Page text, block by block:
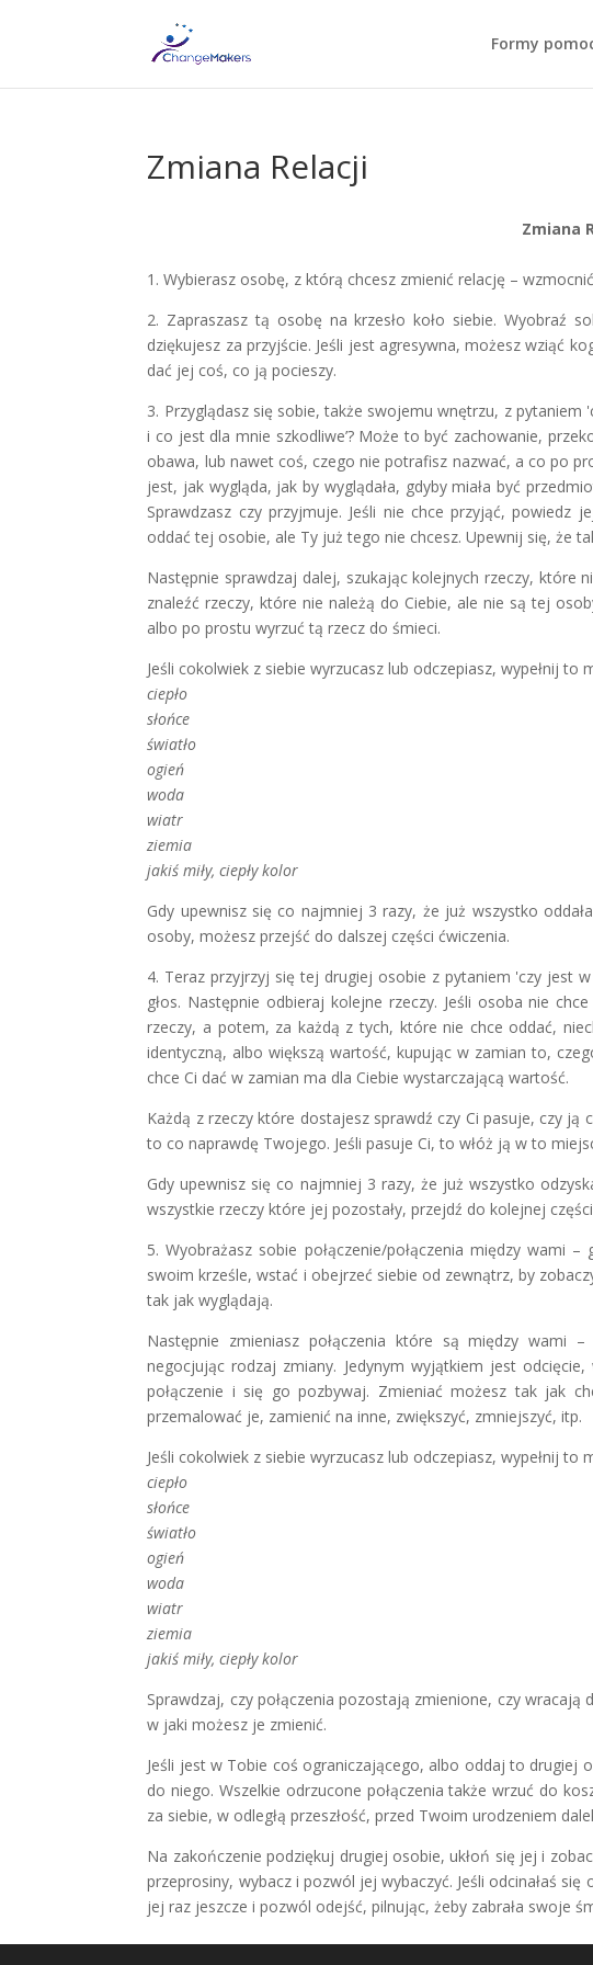
Formy
Zmiana Relacji
Zmiana
1. Wybierasz osobę, z którą chcesz zmienić relację –
2. Zapraszasz tą osobę na krzesło koło siebie. Wyobraź
dziękujesz za przyjście. Jeśli jest agresywna, możesz wziąć
dać jej coś, co ją pocieszy.
3. Przyglądasz się sobie, także swojemu wnętrzu, z
i co jest dla mnie szkodliwe’? Może to być zachowanie,
obawa, lub nawet coś, czego nie potrafisz nazwać, a co po
jest, jak wygląda, jak by wyglądała, gdyby miała być
Sprawdzasz czy przyjmuje. Jeśli nie chce przyjąć,
oddać tej osobie, ale Ty już tego nie chcesz. Upewnij się, że
Następnie sprawdzaj dalej, szukając kolejnych rzeczy,
znaleźć rzeczy, które nie należą do Ciebie, ale nie są tej
albo po prostu wyrzuć tą rzecz do śmieci.
Jeśli cokolwiek z siebie wyrzucasz lub odczepiasz, wypełnij to
ciepło
słońce
światło
ogień
woda
wiatr
ziemia
jakiś miły, ciepły kolor
Gdy upewnisz się co najmniej 3 razy, że już wszystko
osoby, możesz przejść do dalszej części ćwiczenia.
4. Teraz przyjrzyj się tej drugiej osobie z pytaniem 'czy jest
głos. Następnie odbieraj kolejne rzeczy. Jeśli osoba nie
rzeczy, a potem, za każdą z tych, które nie chce oddać,
identyczną, albo większą wartość, kupując w zamian to,
chce Ci dać w zamian ma dla Ciebie wystarczającą wartość.
Każdą z rzeczy które dostajesz sprawdź czy Ci pasuje, czy
to co naprawdę Twojego. Jeśli pasuje Ci, to włóż ją w to
Gdy upewnisz się co najmniej 3 razy, że już wszystko
wszystkie rzeczy które jej pozostały, przejdź do kolejnej
5. Wyobrażasz sobie połączenie/połączenia między wami
swoim krześle, wstać i obejrzeć siebie od zewnątrz, by
tak jak wyglądają.
Następnie zmieniasz połączenia które są między wami
negocjując rodzaj zmiany. Jedynym wyjątkiem jest
połączenie i się go pozbywaj. Zmieniać możesz tak jak
przemalować je, zamienić na inne, zwiększyć, zmniejszyć, itp.
Jeśli cokolwiek z siebie wyrzucasz lub odczepiasz, wypełnij to
ciepło
słońce
światło
ogień
woda
wiatr
ziemia
jakiś miły, ciepły kolor
Sprawdzaj, czy połączenia pozostają zmienione, czy
w jaki możesz je zmienić.
Jeśli jest w Tobie coś ograniczającego, albo oddaj to drugiej
do niego. Wszelkie odrzucone połączenia także wrzuć do
za siebie, w odległą przeszłość, przed Twoim urodzeniem
Na zakończenie podziękuj drugiej osobie, ukłoń się jej i
przeprosiny, wybacz i pozwól jej wybaczyć. Jeśli odcinałaś
jej raz jeszcze i pozwól odejść, pilnując, żeby zabrała swoje